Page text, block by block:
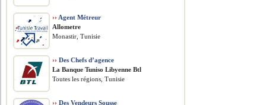
›› Agent Métreur
Allometre
Monastir, Tunisie
›› Des Chefs d’agence
La Banque Tuniso Libyenne Btl
Toutes les régions, Tunisie
›› Des Vendeurs Sousse